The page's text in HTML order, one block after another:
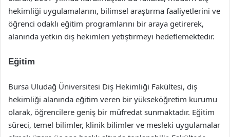
hekimliği uygulamalarını, bilimsel araştırma faaliyetlerini ve
öğrenci odaklı eğitim programlarını bir araya getirerek,
alanında yetkin diş hekimleri yetiştirmeyi hedeflemektedir.
Eğitim
Bursa Uludağ Üniversitesi Diş Hekimliği Fakültesi, diş
hekimliği alanında eğitim veren bir yükseköğretim kurumu
olarak, öğrencilere geniş bir müfredat sunmaktadır. Eğitim
süreci, temel bilimler, klinik bilimler ve mesleki uygulamalar